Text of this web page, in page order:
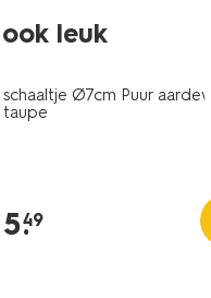
leuk
6=5
met je HEMA pas
schaaltje Ø7cm Puur
taupe
5.
49